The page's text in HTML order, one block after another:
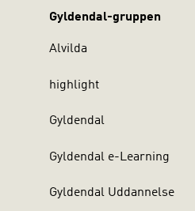
Gyldendal-gruppen
Alvilda
highlight
Gyldendal
Gyldendal e-Learning
Gyldendal Uddannelse